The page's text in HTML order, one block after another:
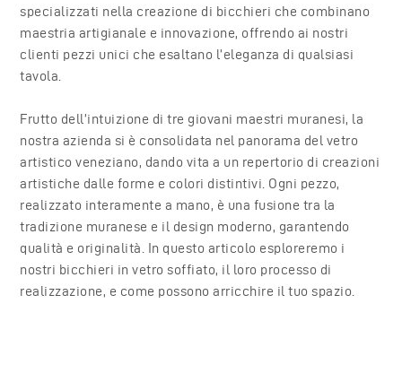
specializzati nella creazione di bicchieri che combinano
maestria artigianale e innovazione, offrendo ai nostri
clienti pezzi unici che esaltano l’eleganza di qualsiasi
tavola.
Frutto dell’intuizione di tre giovani maestri muranesi, la
nostra azienda si è consolidata nel panorama del vetro
artistico veneziano, dando vita a un repertorio di creazioni
artistiche dalle forme e colori distintivi. Ogni pezzo,
realizzato interamente a mano, è una fusione tra la
tradizione muranese e il design moderno, garantendo
qualità e originalità. In questo articolo esploreremo i
nostri bicchieri in vetro soffiato, il loro processo di
realizzazione, e come possono arricchire il tuo spazio.